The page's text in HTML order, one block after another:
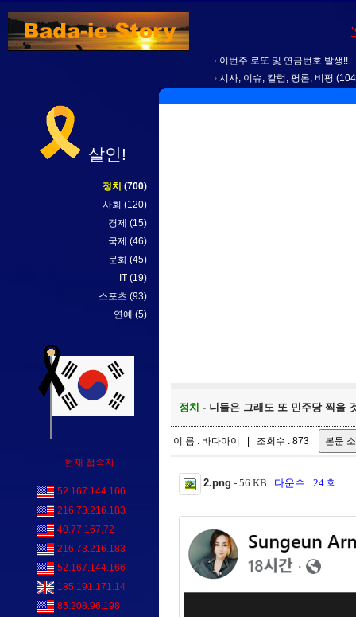
'
이번주 로또 및 연금번호 발생!!
시사, 이슈, 칼럼, 평론, 비평
살인!
정치 (700)
사회 (120)
경제 (15)
국제 (46)
문화 (45)
IT (19)
스포츠 (93)
연예 (5)
현재 접속자
52.167.144.166
216.73.216.183
40.77.167.72
216.73.216.183
52.167.144.166
185.191.171.14
85.208.96.198
정치 - 니들은 그래도 또 민주당 찍을
이 름 : 바다아이 | 조회수 : 873
2.png - 56 KB 다운수 : 24 회